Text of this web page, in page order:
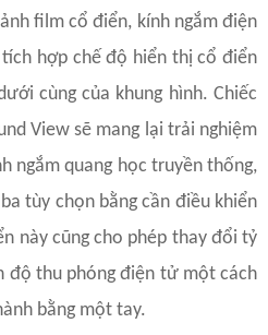
film cổ điển, kính ngắm điện
hợp chế độ hiển thị cổ điển
cùng của khung hình. Chiếc
View sẽ mang lại trải nghiệm
ngắm quang học truyền thống,
tùy chọn bằng cần điều khiển
này cũng cho phép thay đổi tỷ
độ thu phóng điện tử một cách
bằng một tay.